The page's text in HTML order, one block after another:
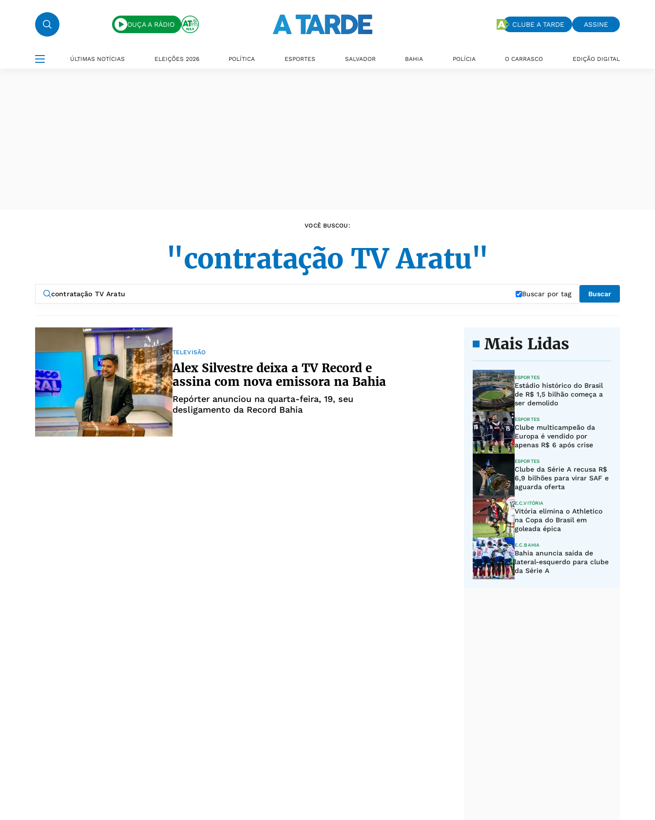
OUÇA A RÁDIO CLUBE A TARDE ASSINE
ÚLTIMAS NOTÍCIAS ELEIÇÕES 2026 POLÍTICA ESPORTES SALVADOR BAHIA POLÍCIA O CARRASCO EDIÇÃO DIGITAL
VOCÊ BUSCOU:
"contratação TV Aratu"
Buscar por tag Buscar
TELEVISÃO
Alex Silvestre deixa a TV Record e
assina com nova emissora na Bahia
Repórter anunciou na quarta-feira, 19, seu
desligamento da Record Bahia
Mais Lidas
ESPORTES
Estádio histórico do Brasil
de R$ 1,5 bilhão começa a
ser demolido
ESPORTES
Clube multicampeão da
Europa é vendido por
apenas R$ 6 após crise
ESPORTES
Clube da Série A recusa R$
6,9 bilhões para virar SAF e
aguarda oferta
E.C.VITÓRIA
Vitória elimina o Athletico
na Copa do Brasil em
goleada épica
E.C.BAHIA
Bahia anuncia saída de
lateral-esquerdo para clube
da Série A